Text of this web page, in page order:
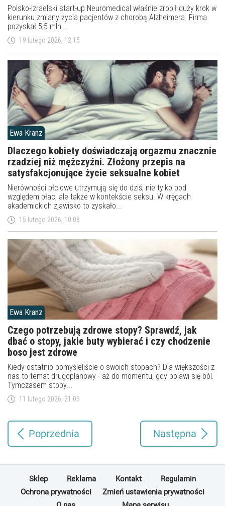
Polsko-izraelski start-up Neuromedical właśnie zrobił duży krok w
kierunku zmiany życia pacjentów z chorobą Alzheimera. Firma
pozyskał 5,5 mln...
19 lutego 2026, 12:15
Ewa Kranz
Dlaczego kobiety doświadczają orgazmu znacznie
rzadziej niż mężczyźni. Złożony przepis na
satysfakcjonujące życie seksualne kobiet
Nierówności płciowe utrzymują się do dziś, nie tylko pod
względem płac, ale także w kontekście seksu. W kręgach
akademickich zjawisko to zyskało...
15 lutego 2026, 10:08
Ewa Kranz
Czego potrzebują zdrowe stopy? Sprawdź, jak
dbać o stopy, jakie buty wybierać i czy chodzenie
boso jest zdrowe
Kiedy ostatnio pomyśleliście o swoich stopach? Dla większości z
nas to temat drugoplanowy - aż do momentu, gdy pojawi się ból.
Tymczasem stopy...
11 lutego 2026, 21:05
Poprzednia Następna
Sklep Reklama Kontakt
Regulamin
Ochrona prywatności
Zmień ustawienia prywatności